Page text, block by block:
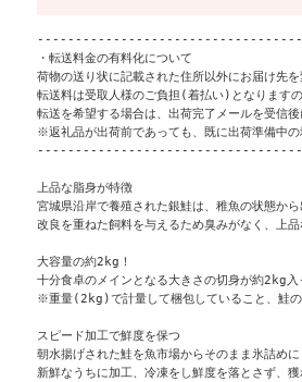
・転送料金の有料化について
荷物の送り状に記載された住所以外にお届け先
転送料は受取人様のご負担(着払い)となりますの
転送を希望する場合は、出荷完了メールを受信
※返礼品が出荷前であっても、既に出荷準備中
上品な脂身が特徴
宮城県沿岸で養殖された銀鮭は、稚魚の状態か
改良を重ねた飼料を与えるため臭みがなく、上
大容量の約2kg！
十分食卓のメインとなる大きさの切身が約2kg入
※重量(2kg)で計量して梱包していること、鮭の
スピード加工で鮮度を保つ
朝水揚げされた鮭を魚市場からそのまま氷詰め
新鮮なうちに加工、冷凍をし鮮度を落とさず、